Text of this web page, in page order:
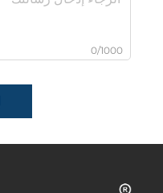
0/1000